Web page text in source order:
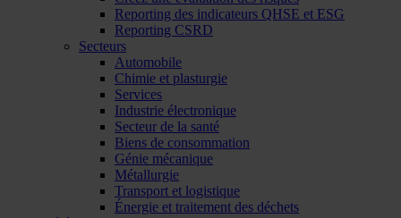
Reporting des indicateurs QHSE et ESG
Reporting CSRD
Secteurs
Automobile
Chimie et plasturgie
Services
Industrie électronique
Secteur de la santé
Biens de consommation
Génie mécanique
Métallurgie
Transport et logistique
Énergie et traitement des déchets